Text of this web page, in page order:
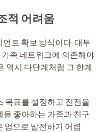
적 어려움
트 확보 방식이다. 대부
족 네트워크에 의존해야
역시 다단계처럼 그 한계
목표를 설정하고 진전을
좋아하는 가족과 친구
업으로 발전하기 어렵